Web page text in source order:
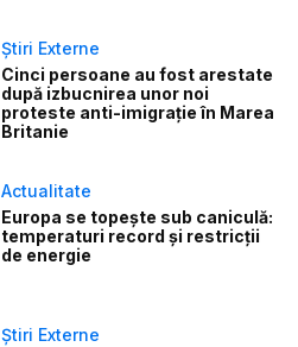
Știri Externe
Cinci persoane au fost arestate
după izbucnirea unor noi
proteste anti-imigrație în Marea
Britanie
Actualitate
Europa se topește sub caniculă:
temperaturi record și restricții
de energie
Știri Externe